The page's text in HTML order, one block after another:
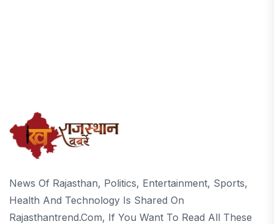
News Of Rajasthan, Politics, Entertainment, Sports,
Health And Technology Is Shared On
Rajasthantrend.com, If You Want To Read All These